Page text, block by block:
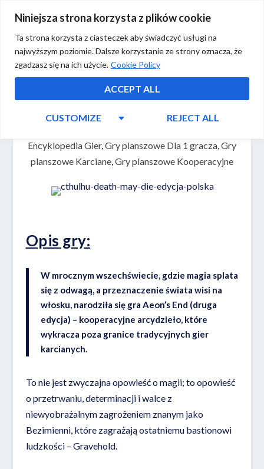
Niniejsza strona korzysta z plików cookie
Ta strona korzysta z ciasteczek aby świadczyć usługi na
najwyższym poziomie. Dalsze korzystanie ze strony oznacza, że
zgadzasz się na ich użycie. Cookie Policy
CUSTOMIZE REJECT ALL
ACCEPT ALL
Aeon’s End (druga edycja)
Encyklopedia Gier,Gry planszowe Dla 1 gracza,Gry
planszowe Karciane,Gry planszowe Kooperacyjne
Opis gry:
W mrocznym wszechświecie, gdzie magia splata
się z odwagą, a przeznaczenie świata wisi na
włosku, narodziła się gra Aeon’s End (druga
edycja) – kooperacyjne arcydzieło, które
wykracza poza granice tradycyjnych gier
karcianych.
To nie jest zwyczajna opowieść o magii; to opowieść
o przetrwaniu, determinacji i walce z
niewyobrażalnym zagrożeniem znanym jako
Bezimienni, które zagrażają ostatniemu bastionowi
ludzkości – Gravehold.